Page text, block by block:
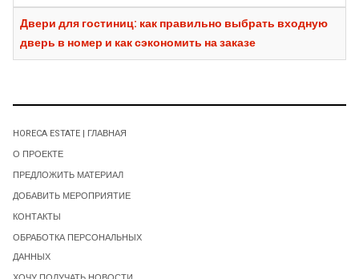
Двери для гостиниц: как правильно выбрать входную
дверь в номер и как сэкономить на заказе
HORECA ESTATE | ГЛАВНАЯ
О ПРОЕКТЕ
ПРЕДЛОЖИТЬ МАТЕРИАЛ
ДОБАВИТЬ МЕРОПРИЯТИЕ
КОНТАКТЫ
ОБРАБОТКА ПЕРСОНАЛЬНЫХ
ДАННЫХ